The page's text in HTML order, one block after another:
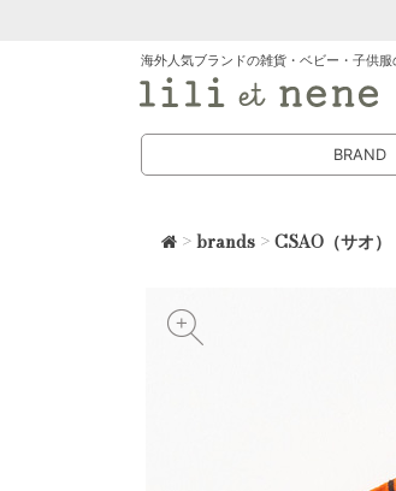
海外人気ブランドの雑貨・ベビー・子供服
BRAND
>brands >CSAO（サオ）